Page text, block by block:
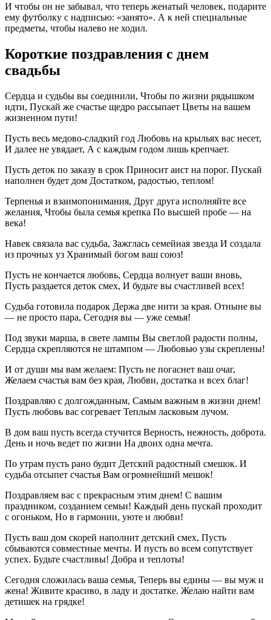
И чтобы он не забывал, что теперь женатый человек, подарите
ему футболку с надписью: «занято». А к ней специальные
предметы, чтобы налево не ходил.
Короткие поздравления с днем
свадьбы
Сердца и судьбы вы соединили, Чтобы по жизни рядышком
идти, Пускай же счастье щедро рассыпает Цветы на вашем
жизненном пути!
Пусть весь медово-сладкий год Любовь на крыльях вас несет,
И далее не увядает, А с каждым годом лишь крепчает.
Пусть деток по заказу в срок Приносит аист на порог. Пускай
наполнен будет дом Достатком, радостью, теплом!
Терпенья и взаимопонимания, Друг друга исполняйте все
желания, Чтобы была семья крепка По высшей пробе — на
века!
Навек связала вас судьба, Зажглась семейная звезда И создала
из прочных уз Хранимый богом ваш союз!
Пусть не кончается любовь, Сердца волнует ваши вновь,
Пусть раздается деток смех, И будьте вы счастливей всех!
Судьба готовила подарок Держа две нити за края. Отныне вы
— не просто пара, Сегодня вы — уже семья!
Под звуки марша, в свете лампы Вы светлой радости полны,
Сердца скрепляются не штампом — Любовью узы скреплены!
И от души мы вам желаем: Пусть не погаснет ваш очаг,
Желаем счастья вам без края, Любви, достатка и всех благ!
Поздравляю с долгожданным, Самым важным в жизни днем!
Пусть любовь вас согревает Теплым ласковым лучом.
В дом ваш пусть всегда стучится Верность, нежность, доброта.
День и ночь ведет по жизни На двоих одна мечта.
По утрам пусть рано будит Детский радостный смешок. И
судьба отсыпет счастья Вам огромнейший мешок!
Поздравляем вас с прекрасным этим днем! С вашим
праздником, созданием семьи! Каждый день пускай проходит
с огоньком, Но в гармонии, уюте и любви!
Пусть ваш дом скорей наполнит детский смех, Пусть
сбываются совместные мечты. И пусть во всем сопутствует
успех. Будьте счастливы! Добра и теплоты!
Сегодня сложилась ваша семья, Теперь вы едины — вы муж и
жена! Живите красиво, в ладу и достатке. Желаю найти вам
детишек на грядке!